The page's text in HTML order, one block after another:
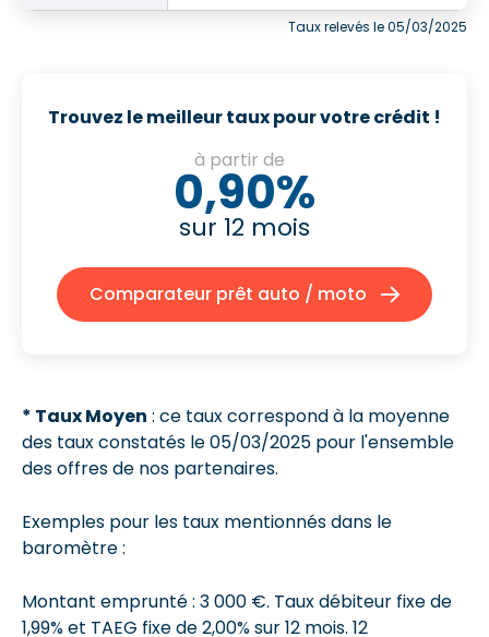
Taux relevés le 05/03/2025
Trouvez le meilleur taux pour votre crédit !
à partir de
0,90%
sur 12 mois
Comparateur prêt auto / moto
* Taux Moyen : ce taux correspond à la moyenne
des taux constatés le 05/03/2025 pour l'ensemble
des offres de nos partenaires.
Exemples pour les taux mentionnés dans le
baromètre :
Montant emprunté : 3 000 €. Taux débiteur fixe de
1,99% et TAEG fixe de 2,00%sur 12 mois. 12